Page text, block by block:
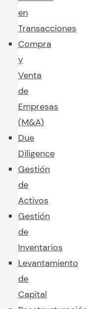
en
Transacciones
Compra
y
Venta
de
Empresas
(M&A)
Due
Diligence
Gestión
de
Activos
Gestión
de
Inventarios
Levantamiento
de
Capital